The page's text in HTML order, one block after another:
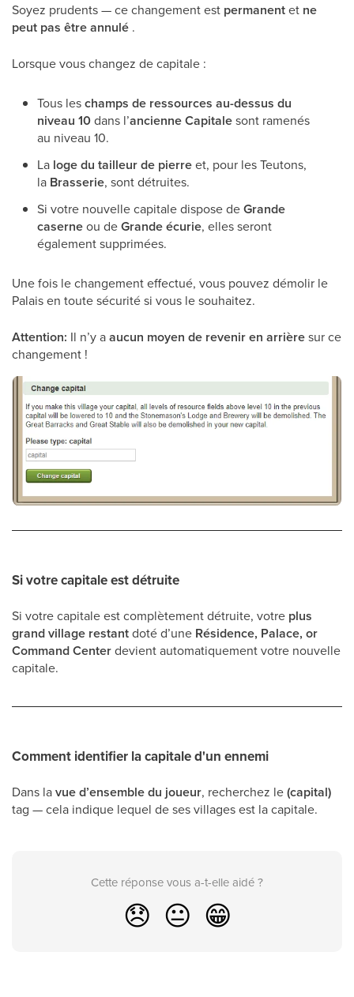
Soyez prudents — ce changement est permanentet ne
peut pas être annulé .
Lorsque vous changez de capitale :
Tous leschamps de ressources au-dessus du
niveau 10dans l’ancienne Capitalesont ramenés
au niveau 10.
La loge du tailleur de pierreet, pour les Teutons,
la Brasserie, sont détruites.
Si votre nouvelle capitale dispose deGrande
caserneou deGrande écurie, elles seront
également supprimées.
Une fois le changement effectué, vous pouvez démolir le
Palais en toute sécurité si vous le souhaitez.
Attention: Il n’y aaucun moyen de revenir en arrièresur ce
changement !
Si votre capitale est détruite
Si votre capitale est complètement détruite, votre plus
grand village restantdoté d’une Résidence, Palace, or
Command Centerdevient automatiquement votre nouvelle
capitale.
Comment identifier la capitale d'un ennemi
Dans lavue d’ensemble du joueur, recherchez le(capital)
tag — cela indique lequel de ses villages est la capitale.
Cette réponse vous a-t-elle aidé ?
😞 😐 😁